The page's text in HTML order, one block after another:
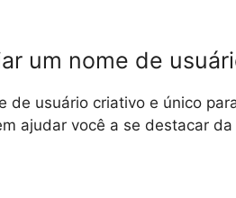
um nome de
de usuário criativo e único
ajudar você a se destacar